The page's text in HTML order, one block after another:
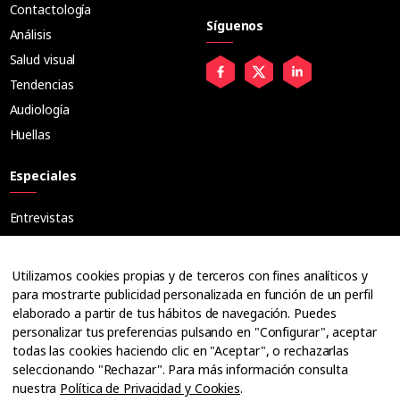
Contactología
Análisis
Salud visual
Tendencias
Audiología
Huellas
Especiales
Entrevistas
Ópticos
Cuadernos
Guías
Dossier
Anuarios
Ofertas de empleo
Síguenos
Utilizamos cookies propias y de terceros con fines analíticos y
para mostrarte publicidad personalizada en función de un perfil
elaborado a partir de tus hábitos de navegación. Puedes
personalizar tus preferencias pulsando en "Configurar", aceptar
todas las cookies haciendo clic en "Aceptar", o rechazarlas
seleccionando "Rechazar". Para más información consulta
nuestra Política de Privacidad y Cookies.